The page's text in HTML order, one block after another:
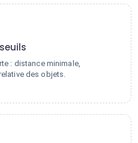
: distance minimale,
des objets.